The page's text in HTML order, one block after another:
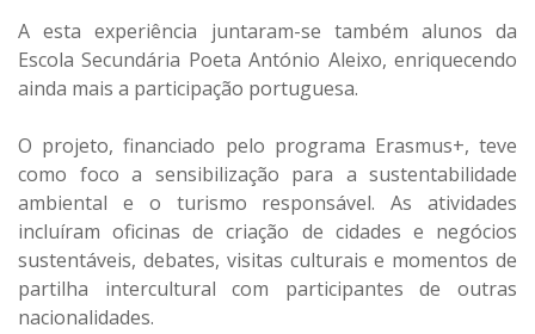
A esta experiência juntaram-se também alunos da
Escola Secundária Poeta António Aleixo, enriquecendo
ainda mais a participação portuguesa.
O projeto, financiado pelo programa Erasmus+, teve
como foco a sensibilização para a sustentabilidade
ambiental e o turismo responsável. As atividades
incluíram oficinas de criação de cidades e negócios
sustentáveis, debates, visitas culturais e momentos de
partilha intercultural com participantes de outras
nacionalidades.